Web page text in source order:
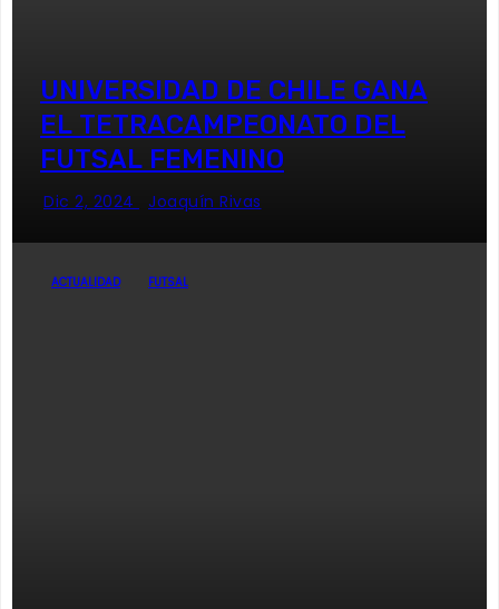
UNIVERSIDAD DE CHILE GANA
EL TETRACAMPEONATO DEL
FUTSAL FEMENINO
Dic 2, 2024 Joaquín Rivas
ACTUALIDAD FUTSAL